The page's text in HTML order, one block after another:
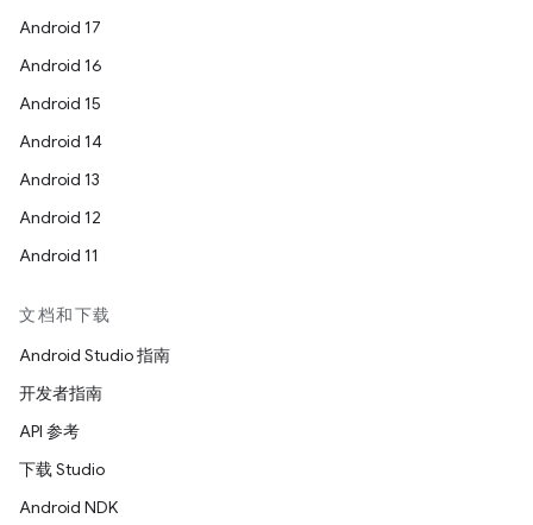
Android 17
Android 16
Android 15
Android 14
Android 13
Android 12
Android 11
文档和下载
Android Studio 指南
开发者指南
API 参考
下载 Studio
Android NDK